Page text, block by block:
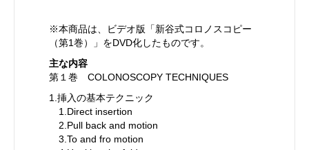
※本商品は、ビデオ版「新谷式コロノスコピー
（第1巻）」をDVD化したものです。
主な内容
第１巻 COLONOSCOPY TECHNIQUES
1.挿入の基本テクニック
1.Direct insertion
2.Pull back and motion
3.To and fro motion